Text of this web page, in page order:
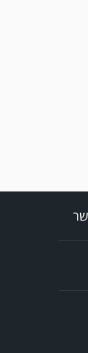
יום ה' ניצחה קרית